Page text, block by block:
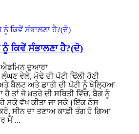
ਕਿਵੇਂ ਸੰਭਾਲਣਾ ਹੈ?(ਦੋ)
ਐਡਮਿਨ ਦੁਆਰਾ
ਵੇਲੇ, ਮੋਢੇ ਦੀ ਪੱਟੀ ਢਿੱਲੀ ਹੋਣੀ
ਬੈਲਟ ਅਤੇ ਛਾਤੀ ਦੀ ਪੱਟੀ ਨੂੰ ਖੋਲ੍ਹਿਆ
ਹੈ ਤਾਂ ਜੋ ਖ਼ਤਰੇ ਦੀ ਸਥਿਤੀ ਵਿੱਚ, ਬੈਗ ਨੂੰ
ਹੋ ਸਕੇ ਵੱਖ ਕੀਤਾ ਜਾ ਸਕੇ।ਇੱਕ ਠੋਸ
ਸੀਨ ਦਾ ਤਣਾਅ ਕਾਫ਼ੀ ਤੰਗ ਹੋ ਗਿਆ
ਮੈਂ ...